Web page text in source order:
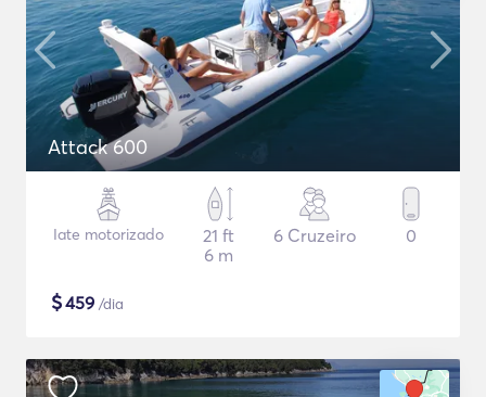
Attack 600
Iate motorizado
21 ft
6 m
6 Cruzeiro 0
$459 /dia